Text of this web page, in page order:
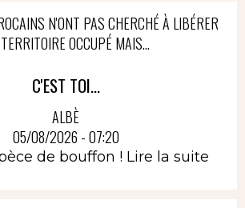
N'ONT PAS CHERCHÉ À LIBÉRER
OCCUPÉ MAIS...
C'EST TOI...
ALBÈ
05/08/2026 - 07:20
de bouffon ! Lire la suite